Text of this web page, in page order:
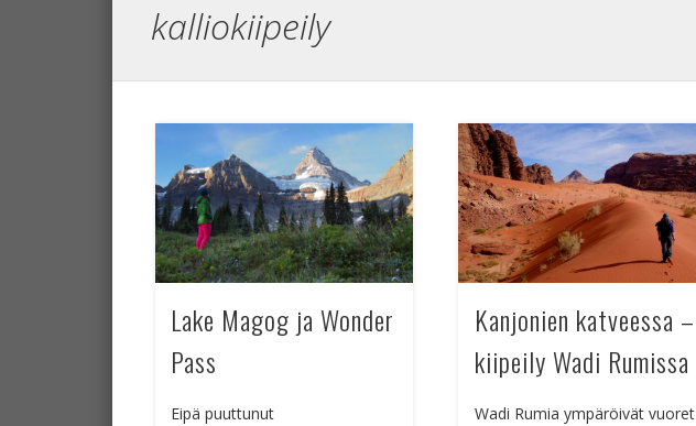
kalliokiipeily
Lake Magog ja Wonder
Pass
Eipä puuttunut
Kanjonien katveessa –
kiipeily Wadi Rumissa
Wadi Rumia ympäröivät vuoret